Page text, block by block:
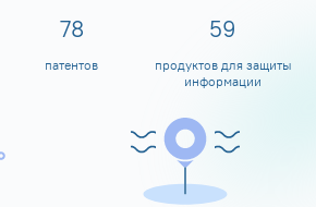
80
патентов
60
продуктов для защиты
информации